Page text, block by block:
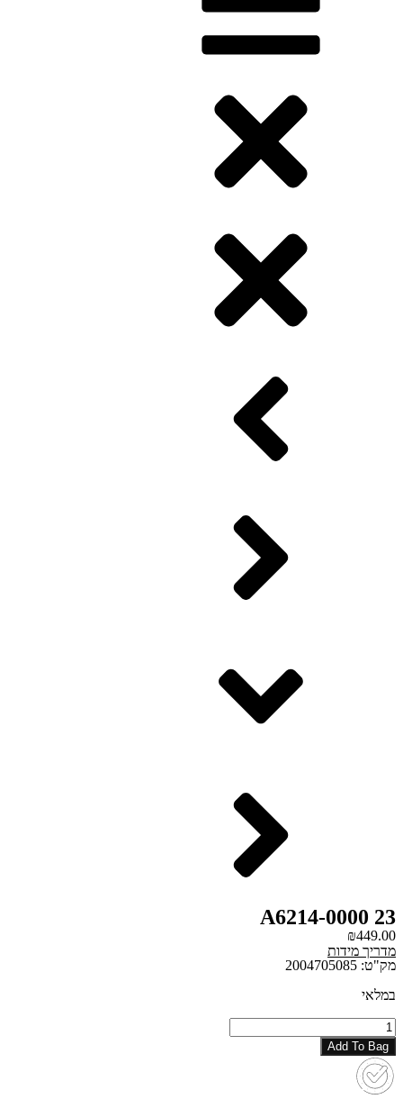
A6214-0000 23
₪449.00
מדריך מידות
מק"ט: 2004705085
במלאי
כמות
של
A6214-
0000
23
Add To Bag